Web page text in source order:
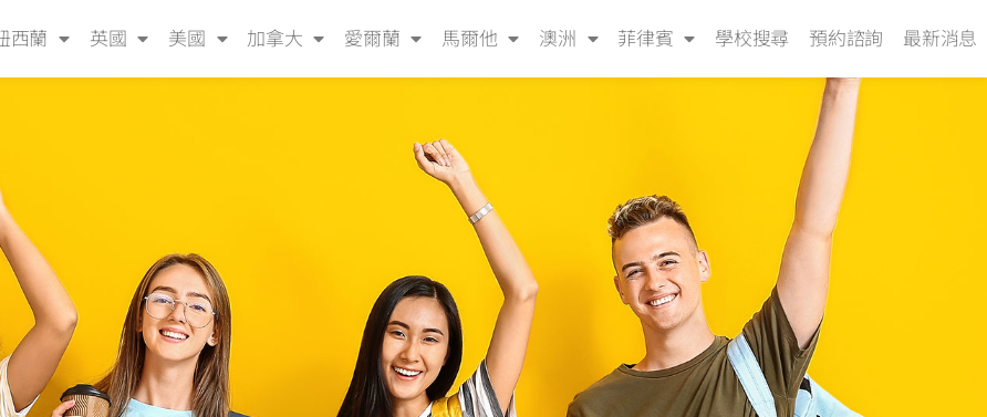
西蘭 英國 美國 加拿大 愛爾蘭 馬爾他 澳洲 菲律賓 學校搜尋 預約諮詢 最新消息